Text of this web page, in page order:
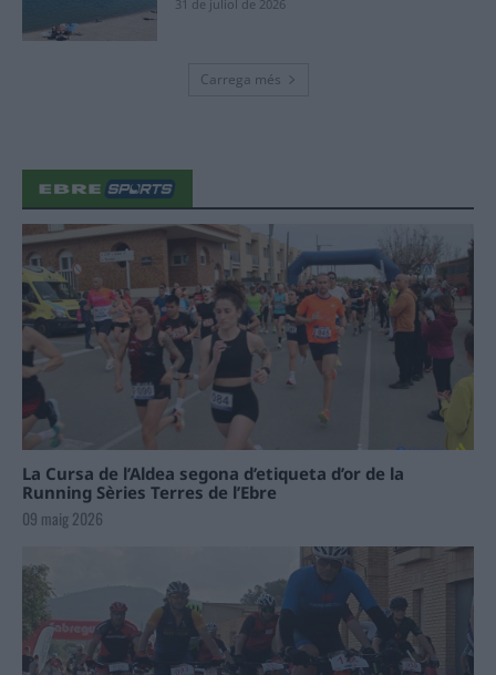
31 de juliol de 2026
Carrega més
La Cursa de l’Aldea segona d’etiqueta d’or de la
Running Sèries Terres de l’Ebre
09 maig 2026